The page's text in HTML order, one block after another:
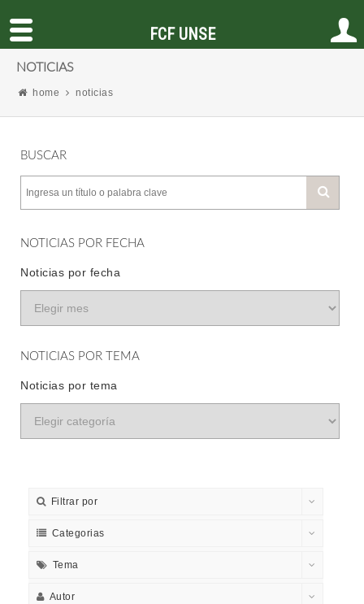
NOTICIAS
home noticias
BUSCAR
NOTICIAS POR FECHA
Noticias por fecha
NOTICIAS POR TEMA
Noticias por tema
Filtrar por
Categorias
Tema
Autor
FCF UNSE